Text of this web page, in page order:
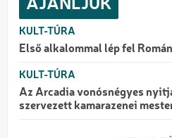
AJÁNLJUK
KULT-TÚRA
Első alkalommal lép fel
KULT-TÚRA
Az Arcadia vonósnégyes
szervezett kamarazenei